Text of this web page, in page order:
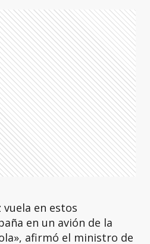
vuela en estos
en un avión de la
afirmó el ministro de